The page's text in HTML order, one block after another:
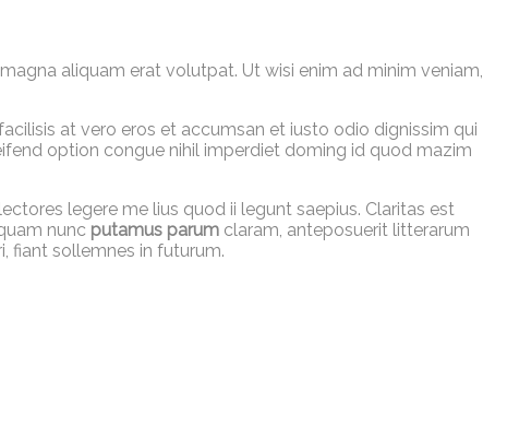
aliquam erat volutpat. Ut wisi enim ad minim veniam,
at vero eros et accumsan et iusto odio dignissim qui
option congue nihil imperdiet doming id quod mazim
legere me lius quod ii legunt saepius. Claritas est
nunc putamus parum claram, anteposuerit litterarum
fiant sollemnes in futurum.